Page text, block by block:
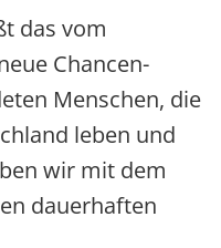
das vom
Chancen-
Menschen, die
leben und
wir mit dem
dauerhaften